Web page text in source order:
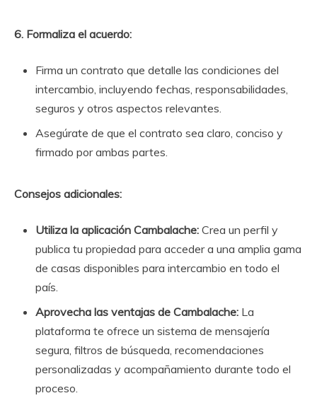
6. Formaliza el acuerdo:
Firma un contrato que detalle las condiciones del
intercambio, incluyendo fechas, responsabilidades,
seguros y otros aspectos relevantes.
Asegúrate de que el contrato sea claro, conciso y
firmado por ambas partes.
Consejos adicionales:
Utiliza la aplicación Cambalache: Crea un perfil y
publica tu propiedad para acceder a una amplia gama
de casas disponibles para intercambio en todo el
país.
Aprovecha las ventajas de Cambalache: La
plataforma te ofrece un sistema de mensajería
segura, filtros de búsqueda, recomendaciones
personalizadas y acompañamiento durante todo el
proceso.